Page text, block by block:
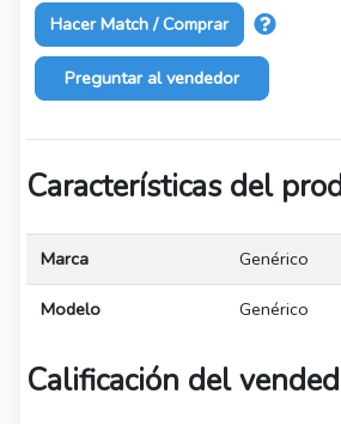
Hacer Match / Comprar
Preguntar al vendedor
Características del
Marca Genérico
Modelo Genérico
Calificación del